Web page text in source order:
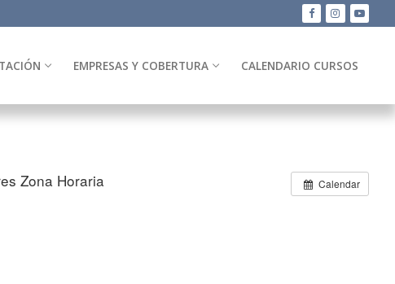
EMPRESAS Y COBERTURA CALENDARIO CURSOS
Calendar
Zona Horaria